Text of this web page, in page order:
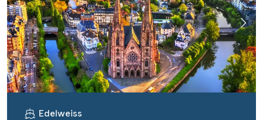
Edelweiss